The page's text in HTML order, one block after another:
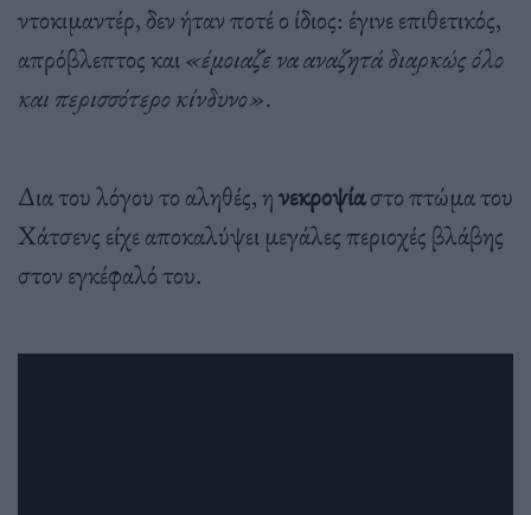
ντοκιμαντέρ, δεν ήταν ποτέ ο ίδιος: έγινε επιθετικός,
απρόβλεπτος και«έμοιαζε να αναζητά διαρκώς όλο
και περισσότερο κίνδυνο».
Δια του λόγου το αληθές, ηνεκροψίαστο πτώμα του
Χάτσενς είχε αποκαλύψει μεγάλες περιοχές βλάβης
στον εγκέφαλό του.